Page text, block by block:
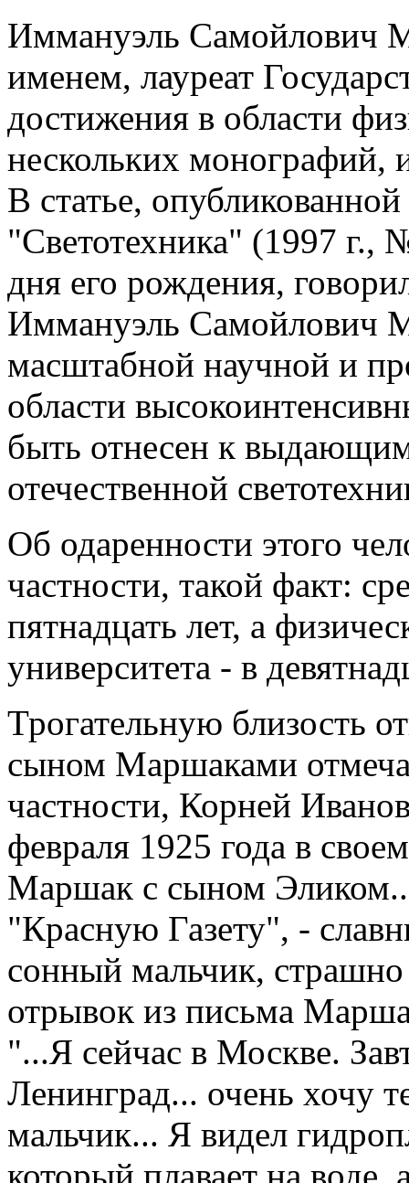
Иммануэль Самойлович
именем, лауреат
достижения в области
нескольких
В статье,
"Светотехника" (1997
дня его рождения,
Иммануэль Самойлович
масштабной научной и
области
быть отнесен к
отечественной
Об одаренности этого
частности, такой факт:
пятнадцать лет, а
университета - в
Трогательную близость
сыном Маршаками
частности, Корней
февраля 1925 года в
Маршак с сыном
"Красную Газету", -
сонный мальчик,
отрывок из письма
"...Я сейчас в Москве.
Ленинград... очень хочу
мальчик... Я видел
который плавает на воде,